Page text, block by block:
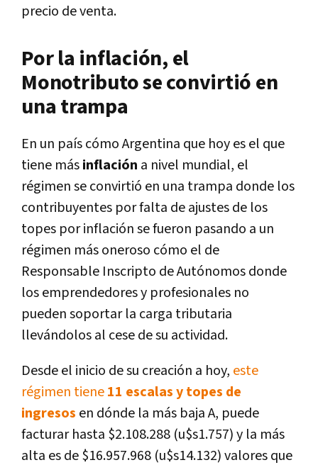
precio de venta.
Por la inflación, el
Monotributo se convirtió en
una trampa
En un país cómo Argentina que hoy es el que
tiene másinflación a nivel mundial, el
régimen se convirtió en una trampa donde los
contribuyentes por falta de ajustes de los
topes por inflación se fueron pasando a un
régimen más oneroso cómo el de
Responsable Inscripto de Autónomos donde
los emprendedores y profesionales no
pueden soportar la carga tributaria
llevándolos al cese de su actividad.
Desde el inicio de su creación a hoy, este
régimen tiene11 escalas y topes de
ingresos en dónde la más baja A, puede
facturar hasta $2.108.288 (u$s1.757) y la más
alta es de $16.957.968 (u$s14.132) valores que